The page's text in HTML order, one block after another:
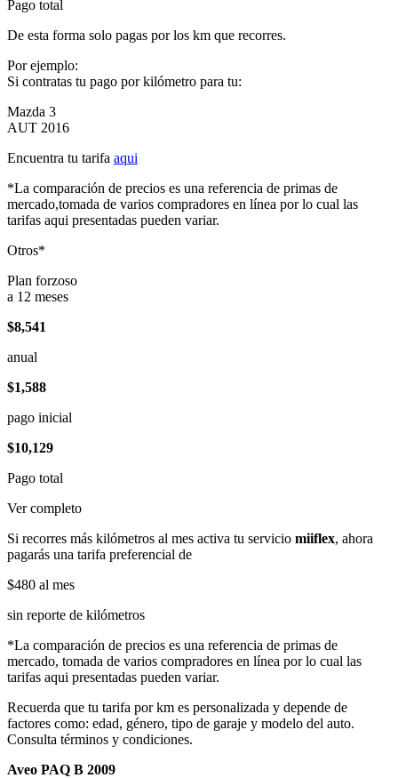
Pago total
De esta forma solo pagas por los km que recorres.
Por ejemplo:
Si contratas tu pago por kilómetro para tu:
Mazda 3
AUT 2016
Encuentra tu tarifa aqui
*La comparación de precios es una referencia de primas de
mercado,tomada de varios compradores en línea por lo cual las
tarifas aqui presentadas pueden variar.
Otros*
Plan forzoso
a 12 meses
$8,541
anual
$1,588
pago inicial
$10,129
Pago total
Ver completo
Si recorres más kilómetros al mes activa tu servicio miiflex, ahora
pagarás una tarifa preferencial de
$480 al mes
sin reporte de kilómetros
*La comparación de precios es una referencia de primas de
mercado, tomada de varios compradores en línea por lo cual las
tarifas aqui presentadas pueden variar.
Recuerda que tu tarifa por km es personalizada y depende de
factores como: edad, género, tipo de garaje y modelo del auto.
Consulta términos y condiciones.
Aveo PAQ B 2009